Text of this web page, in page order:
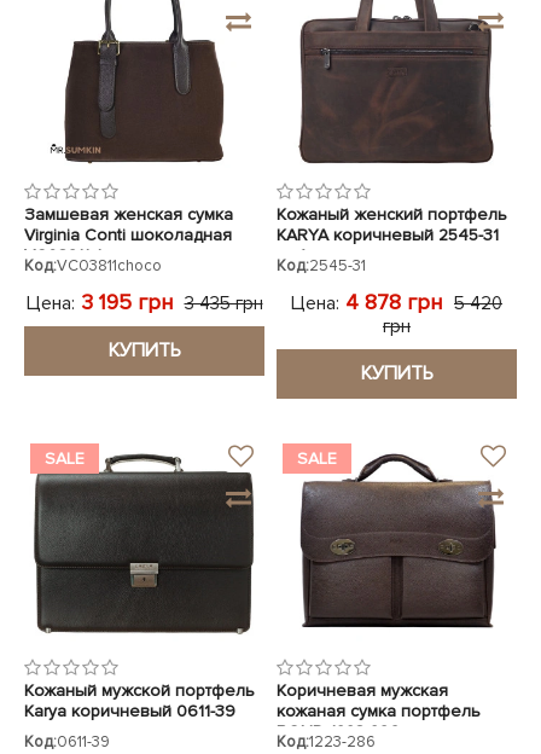
Замшевая женская сумка
Virginia Conti шоколадная
VC03811choco
Код:VC03811choco
Цена: 3 195 грн 3 435 грн
КУПИТЬ
Кожаный женский портфель
KARYA коричневый 2545-31
нубук
Код:2545-31
Цена: 4 878 грн 5 420
грн
КУПИТЬ
SALE
Кожаный мужской портфель
Karya коричневый 0611-39
Код:0611-39
SALE
Коричневая мужская
кожаная сумка портфель
BOND 1223-286
Код:1223-286